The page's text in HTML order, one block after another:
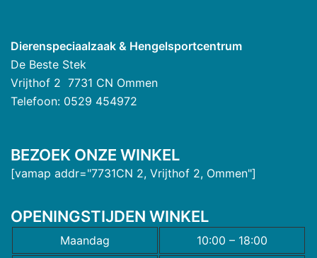
Dierenspeciaalzaak & Hengelsportcentrum
De Beste Stek
Vrijthof 2 7731 CN Ommen
Telefoon: 0529 454972
BEZOEK ONZE WINKEL
[vamap addr="7731CN 2, Vrijthof 2, Ommen"]
OPENINGSTIJDEN WINKEL
Maandag
10:00 – 18:00